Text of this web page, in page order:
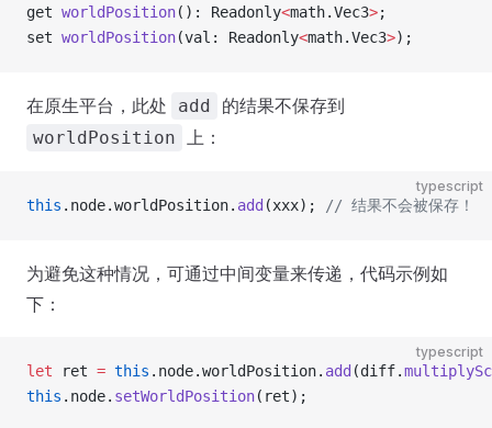
get worldPosition(): Readonly<math.Vec3>;
set worldPosition(val: Readonly<math.Vec3>);
在原生平台，此处 add 的结果不保存到
worldPosition 上：
typescript
this .node.worldPosition. add (xxx); // 结果不会被保存！
为避免这种情况，可通过中间变量来传递，代码示例如
下：
typescript
let ret = this .node.worldPosition. add (diff.
this .node. setWorldPosition(ret);